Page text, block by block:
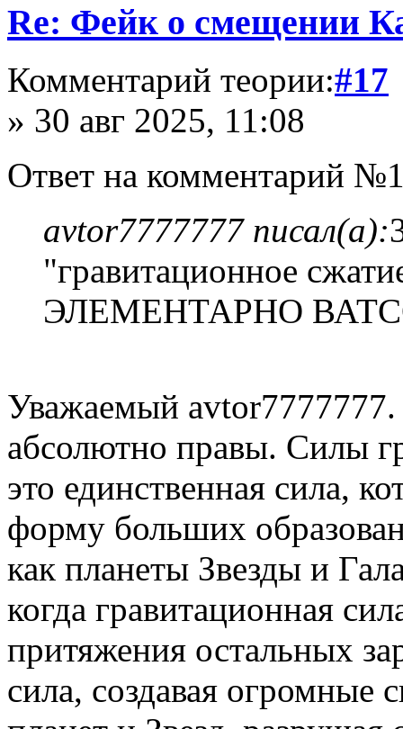
Re: Фейк о смещении
Комментарий теории:#17
» 30 авг 2025, 11:08
Ответ на комментарий
avtor7777777 писал(а):
"гравитационное
ЭЛЕМЕНТАРНО
Уважаемый
абсолютно правы. Силы
это единственная сила,
форму больших
как планеты Звезды и
когда гравитационная
притяжения остальных
сила, создавая огромные